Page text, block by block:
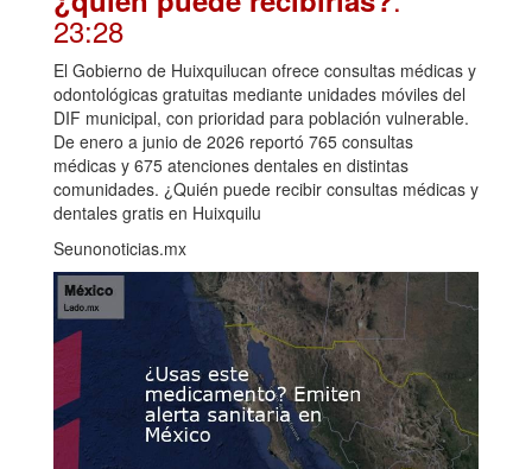
23:28
El Gobierno de Huixquilucan ofrece consultas médicas y
odontológicas gratuitas mediante unidades móviles del
DIF municipal, con prioridad para población vulnerable.
De enero a junio de 2026 reportó 765 consultas
médicas y 675 atenciones dentales en distintas
comunidades. ¿Quién puede recibir consultas médicas y
dentales gratis en Huixquilu
Seunonoticias.mx